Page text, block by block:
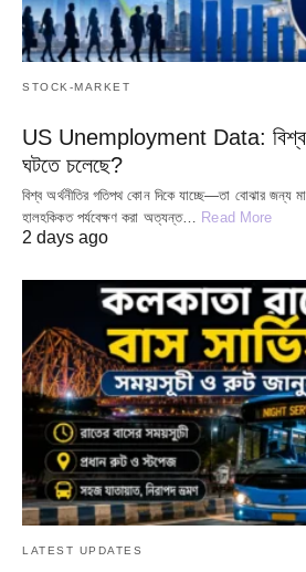
STOCK-MARKET
US Unemployment Data: বিশ্ব
ঘটতে চলেছে?
বিশ্ব অর্থনীতির গতিপথ কোন দিকে যাচ্ছে—তা বোঝার জন্য
হালহকিকত পর্যবেক্ষণ করা অত্যন্ত…
Read More
2 days ago
LATEST UPDATES